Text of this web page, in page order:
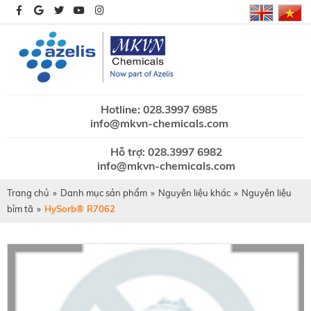
Hotline: 028.3997 6985
info@mkvn-chemicals.com
Hỗ trợ: 028.3997 6982
info@mkvn-chemicals.com
Trang chủ » Danh mục sản phẩm » Nguyên liệu khác » Nguyên liệu
bỉm tã » HySorb® R7062